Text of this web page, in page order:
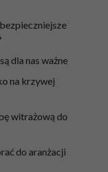
dla nas ważne
na krzywej
witrażową do
do aranżacji